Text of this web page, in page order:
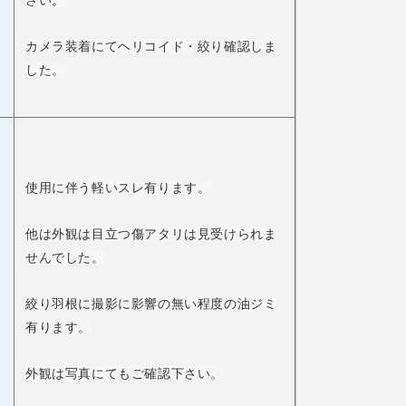
カメラ装着にてヘリコイド・絞り確認しま
した。
使用に伴う軽いスレ有ります。
他は外観は目立つ傷アタリは見受けられま
せんでした。
絞り羽根に撮影に影響の無い程度の油ジミ
有ります。
外観は写真にてもご確認下さい。